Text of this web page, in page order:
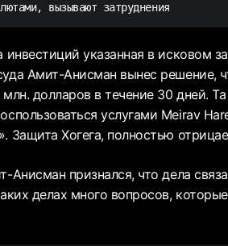
вызывают затруднения
указанная в исковом
Амит-Анисман вынес решение,
долларов в течение 30 дней.
услугами Meirav
Защита Хогега, полностью
Анисман признался, что дела
делах много вопросов,